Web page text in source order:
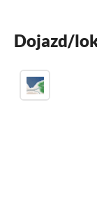
sauna
Dojazd/